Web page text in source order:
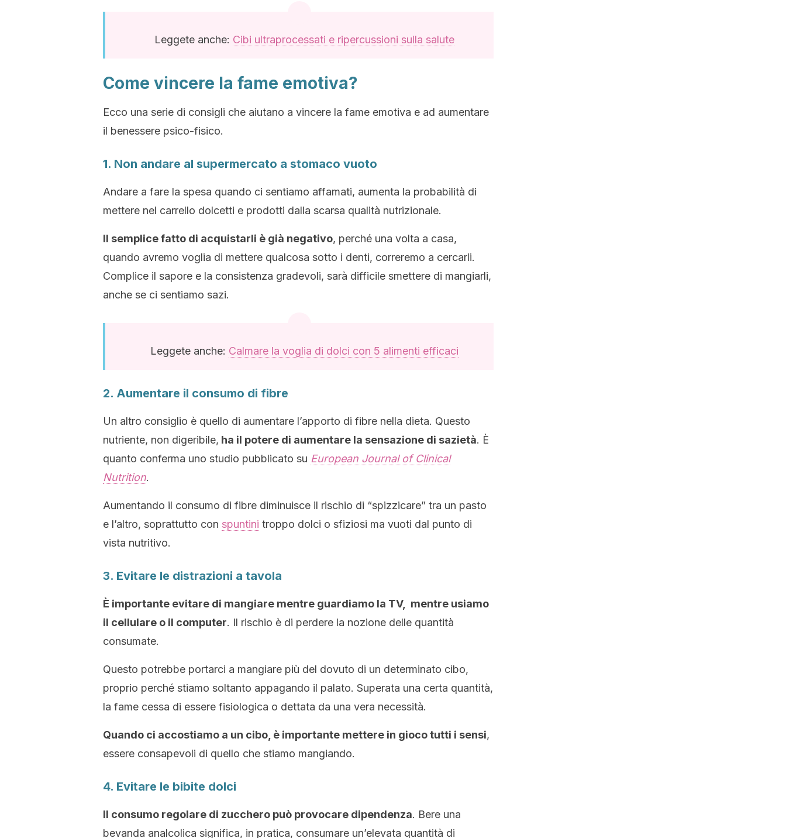
Leggete anche: Cibi ultraprocessati e ripercussioni sulla salute
Come vincere la fame emotiva?
Ecco una serie di consigli che aiutano a vincere la fame emotiva e ad aumentare
il benessere psico-fisico.
1. Non andare al supermercato a stomaco vuoto
Andare a fare la spesa quando ci sentiamo affamati, aumenta la probabilità di
mettere nel carrello dolcetti e prodotti dalla scarsa qualità nutrizionale.
Il semplice fatto di acquistarli è già negativo, perché una volta a casa,
quando avremo voglia di mettere qualcosa sotto i denti, correremo a cercarli.
Complice il sapore e la consistenza gradevoli, sarà difficile smettere di mangiarli,
anche se ci sentiamo sazi.
Leggete anche: Calmare la voglia di dolci con 5 alimenti efficaci
2. Aumentare il consumo di fibre
Un altro consiglio è quello di aumentare l’apporto di fibre nella dieta. Questo
nutriente, non digeribile, ha il potere di aumentare la sensazione di sazietà. È
quanto conferma uno studio pubblicato su European Journal of Clinical
Nutrition.
Aumentando il consumo di fibre diminuisce il rischio di “spizzicare” tra un pasto
e l’altro, soprattutto con spuntini troppo dolci o sfiziosi ma vuoti dal punto di
vista nutritivo.
3. Evitare le distrazioni a tavola
È importante evitare di mangiare mentre guardiamo la TV, mentre usiamo
il cellulare o il computer. Il rischio è di perdere la nozione delle quantità
consumate.
Questo potrebbe portarci a mangiare più del dovuto di un determinato cibo,
proprio perché stiamo soltanto appagando il palato. Superata una certa quantità,
la fame cessa di essere fisiologica o dettata da una vera necessità.
Quando ci accostiamo a un cibo, è importante mettere in gioco tutti i sensi,
essere consapevoli di quello che stiamo mangiando.
4. Evitare le bibite dolci
Il consumo regolare di zucchero può provocare dipendenza. Bere una
bevanda analcolica significa, in pratica, consumare un’elevata quantità di